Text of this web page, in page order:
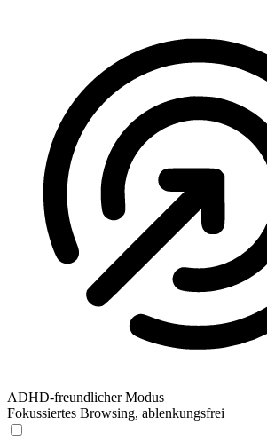
ADHD-freundlicher Modus
Fokussiertes Browsing, ablenkungsfrei